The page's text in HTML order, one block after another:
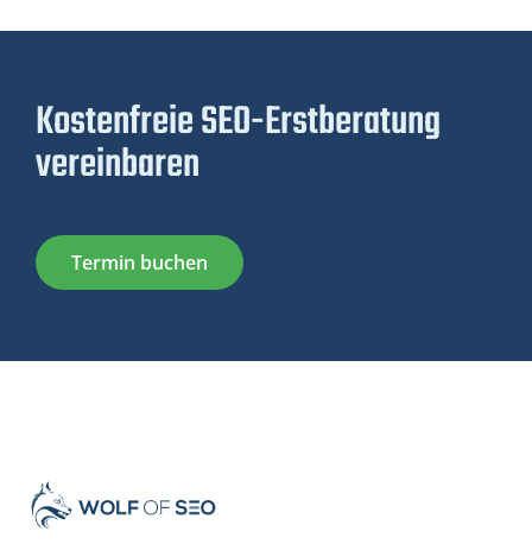
Kostenfreie SEO-Erstberatung
vereinbaren
Termin buchen